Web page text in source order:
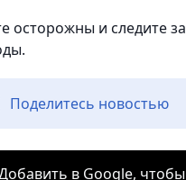
осторожны и следите за
Поделитесь новостью
в Google, чтобы